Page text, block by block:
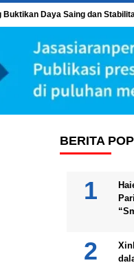
Buktikan Daya Saing dan
BERITA